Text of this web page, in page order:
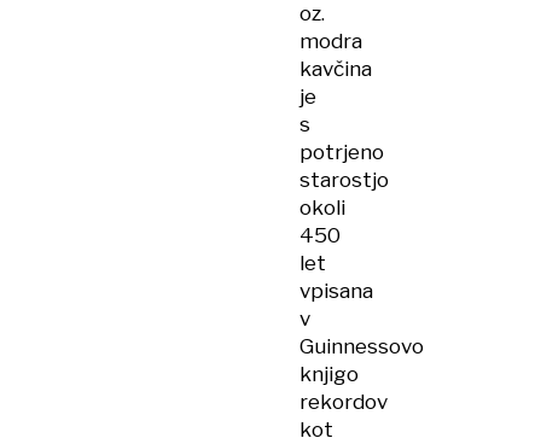
oz.
modra
kavčina
je
s
potrjeno
starostjo
okoli
450
let
vpisana
v
Guinnessovo
knjigo
rekordov
kot